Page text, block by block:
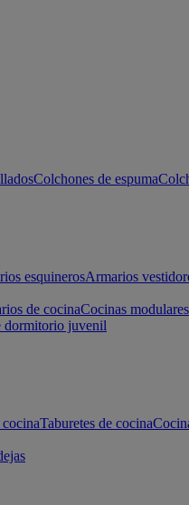
Colchones de espuma
esquinerosArmarios
de cocinaCocinas modulares
dormitorio juvenil
Taburetes de cocina